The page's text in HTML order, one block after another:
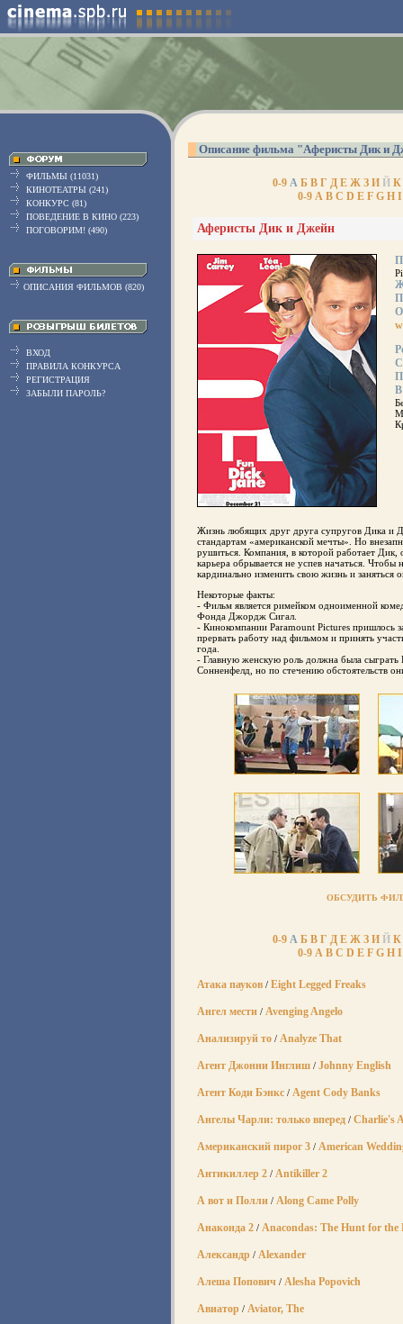
ФИЛЬМЫ (11031)
КИНОТЕАТРЫ (241)
КОНКУРС (81)
ПОВЕДЕНИЕ В КИНО (223)
ПОГОВОРИМ! (490)
ОПИСАНИЯ ФИЛЬМОВ (820)
ВХОД
ПРАВИЛА КОНКУРСА
РЕГИСТРАЦИЯ
ЗАБЫЛИ ПАРОЛЬ?
Описание фильма "Аферисты Дик и
0-9 А Б В Г Д Е Ж З И Й К
0-9 A B C D E F G H I
Аферисты Дик и Джейн
Жизнь любящих друг друга супругов Дика и
стандартам «американской мечты». Но
рушиться. Компания, в которой работает Дик,
карьера обрывается не успев начаться.
кардинально изменить свою жизнь и заняться
Некоторые факты:
- Фильм является римейком одноименной
Фонда Джордж Сигал.
- Кинокомпании Paramount Pictures пришлось
прервать работу над фильмом и принять
года.
- Главную женскую роль должна была
Сонненфелд, но по стечению обстоятельств
ОБСУДИТЬ
0-9 А Б В Г Д Е Ж З И Й К
0-9 A B C D E F G H I
Атака пауков / Eight Legged Freaks
Ангел мести / Avenging Angelo
Анализируй то / Analyze That
Агент Джонни Инглиш / Johnny English
Агент Коди Бэнкс / Agent Cody Banks
Ангелы Чарли: только вперед / Charlie's
Американский пирог 3 / American
Антикиллер 2 / Antikiller 2
А вот и Полли / Along Came Polly
Анаконда 2 / Anacondas: The Hunt for the
Александр / Alexander
Алеша Попович / Alesha Popovich
Авиатор / Aviator, The